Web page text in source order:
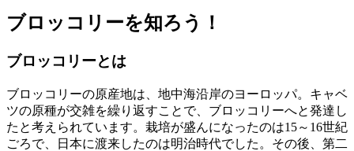
ブロッコリーを知ろう！
ブロッコリーとは
ブロッコリーの原産地は、地中海沿岸のヨーロッパ。キャベ
ツの原種が交雑を繰り返すことで、ブロッコリーへと発達し
たと考えられています。栽培が盛んになったのは15～16世紀
ごろで、日本に渡来したのは明治時代でした。その後、第二